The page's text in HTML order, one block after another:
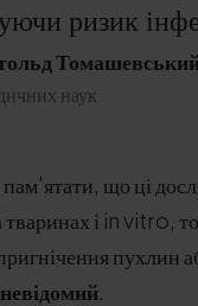
ризик
наук
що ці
тваринах і in vitro,
пухлин
невідомий.